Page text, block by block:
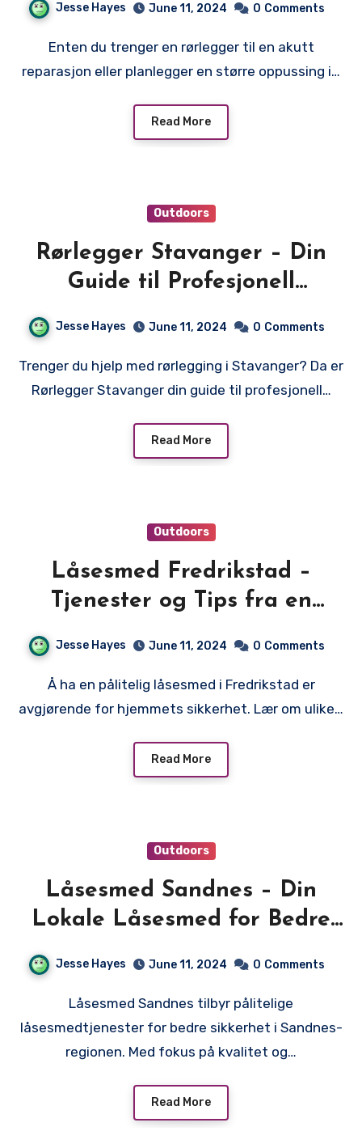
Jesse Hayes June 11, 2024 0 Comments
Enten du trenger en rørlegger til en akutt
reparasjon eller planlegger en større oppussing i…
Read More
Outdoors
Rørlegger Stavanger – Din
Guide til Profesjonell
Jesse Hayes June 11, 2024 0 Comments
Trenger du hjelp med rørlegging i Stavanger? Da er
Rørlegger Stavanger din guide til profesjonell…
Read More
Outdoors
Låsesmed Fredrikstad –
Tjenester og Tips fra en
Jesse Hayes June 11, 2024 0 Comments
Å ha en pålitelig låsesmed i Fredrikstad er
avgjørende for hjemmets sikkerhet. Lær om ulike…
Read More
Outdoors
Låsesmed Sandnes – Din
Lokale Låsesmed for Bedre
Jesse Hayes June 11, 2024 0 Comments
Låsesmed Sandnes tilbyr pålitelige
låsesmedtjenester for bedre sikkerhet i Sandnes-
regionen. Med fokus på kvalitet og…
Read More